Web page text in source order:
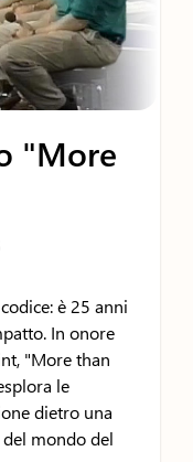
"More
è 25 anni
In onore
"More than
le
dietro una
mondo del